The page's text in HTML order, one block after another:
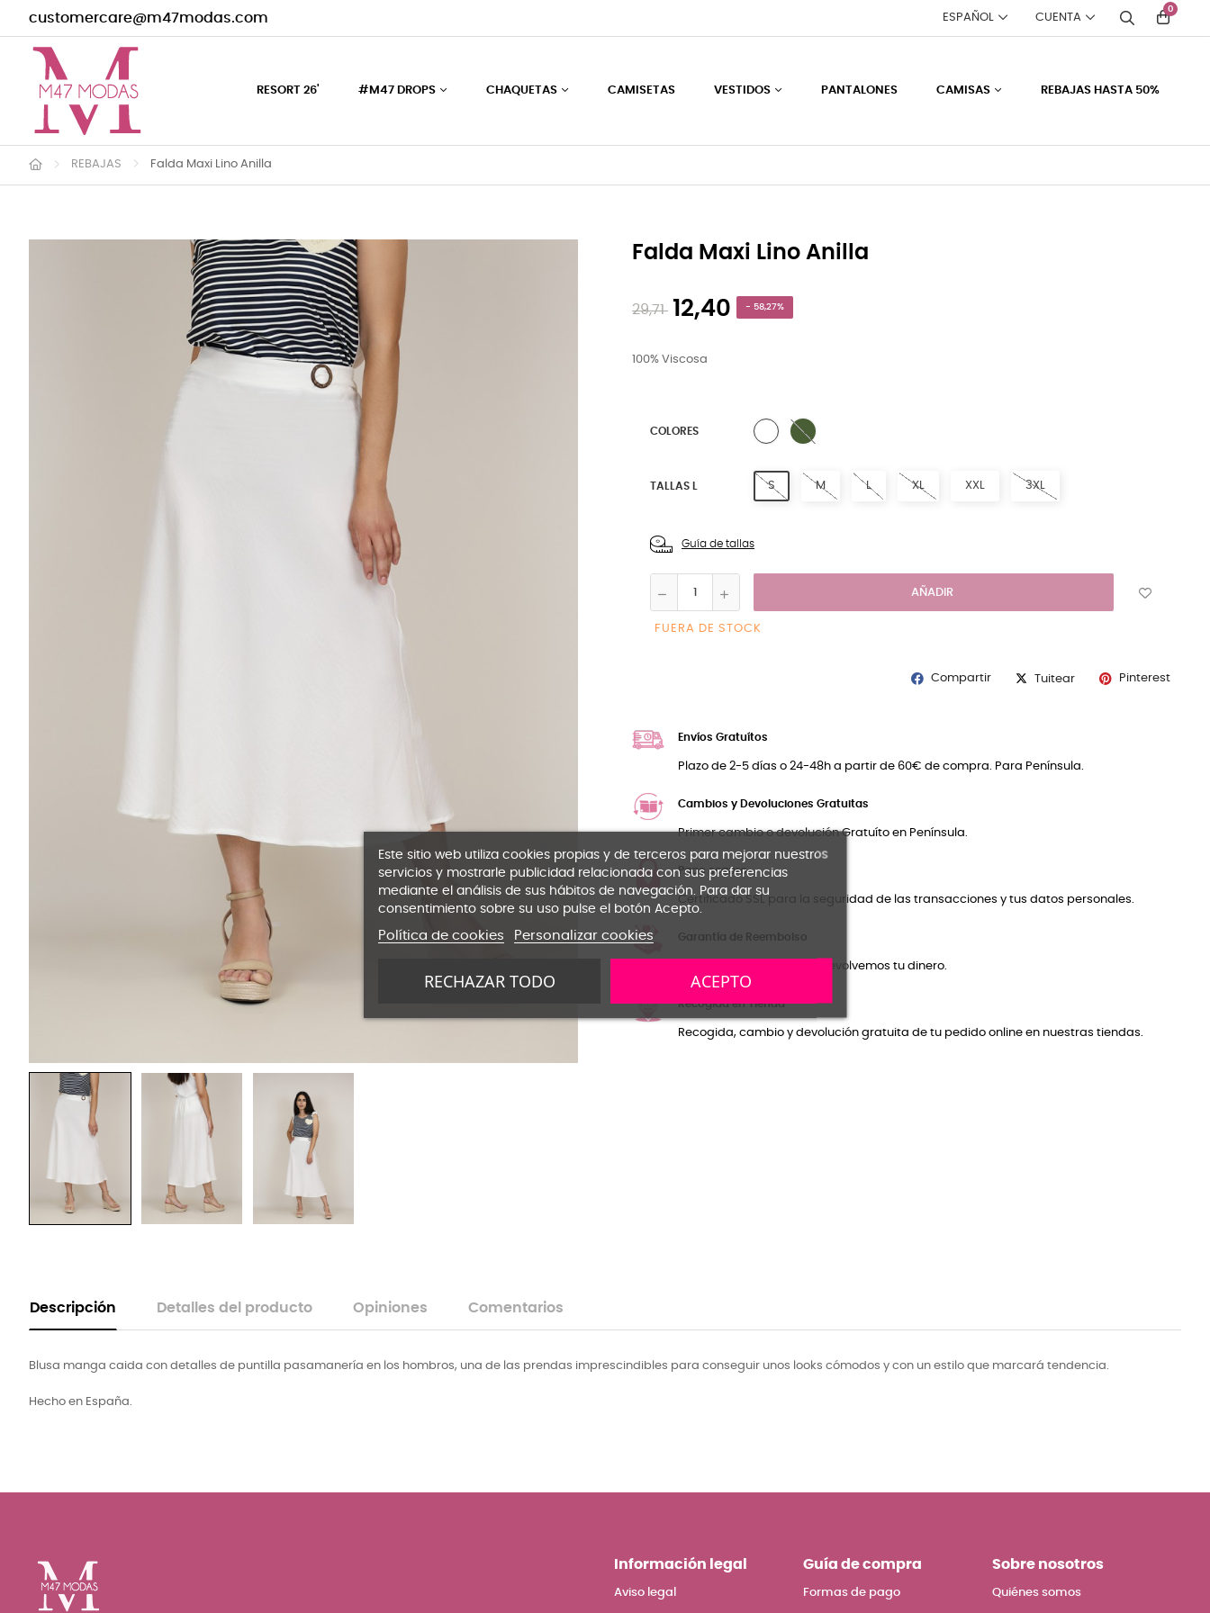
customercare@m47modas.com ESPAÑOL CUENTA
0
RESORT 26' #M47 DROPS CHAQUETAS CAMISETAS VESTIDOS PANTALONES CAMISAS REBAJAS HASTA 50%
REBAJAS Falda Maxi Lino Anilla
Falda Maxi Lino Anilla
29,71 12,40 - 58,27%
100% Viscosa
COLORES 1 BLANCO6 KAKI
TALLAS L S M L XL XXL 3XL
Guía de tallas
AÑADIR
FUERA DE STOCK
Compartir Tuitear Pinterest
Envíos Gratuítos
Plazo de 2-5 días o 24-48h a partir de 60€ de compra. Para Península.
Cambios y Devoluciones Gratuitas
Primer cambio o devolución Gratuíto en Península.
Pago seguro
Certificado SSL para la seguridad de las transacciones y tus datos personales.
Garantía de Reembolso
Si no estás satisfecho te devolvemos tu dinero.
Recogida en Tienda
Recogida, cambio y devolución gratuita de tu pedido online en nuestras tiendas.
Descripción Detalles del producto Opiniones Comentarios
Blusa manga caida con detalles de puntilla pasamanería en los hombros, una de las prendas imprescindibles para conseguir unos looks cómodos y con un estilo que marcará tendencia.
Hecho en España.
Información legal
Aviso legal
Guía de compra
Formas de pago
Sobre nosotros
Quiénes somos
Este sitio web utiliza cookies propias y de terceros para mejorar nuestros
servicios y mostrarle publicidad relacionada con sus preferencias
mediante el análisis de sus hábitos de navegación. Para dar su
consentimiento sobre su uso pulse el botón Acepto.
Política de cookies Personalizar cookies
RECHAZAR TODO ACEPTO